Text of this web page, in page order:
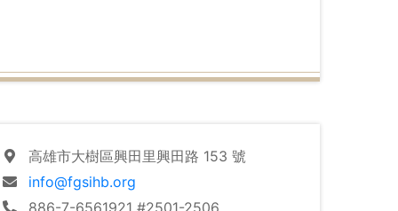
高雄市大樹區興田里興田路 153 號
info@fgsihb.org
886-7-6561921 #2501-2506